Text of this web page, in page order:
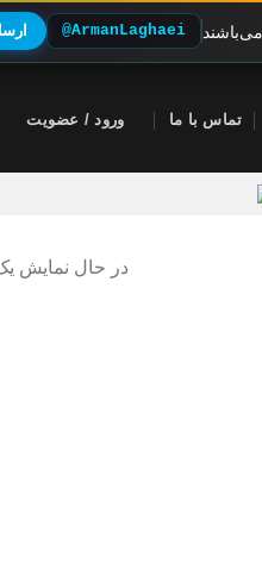
@ArmanLaghaei
تماس با ما ورود / عضویت
در حال نمایش